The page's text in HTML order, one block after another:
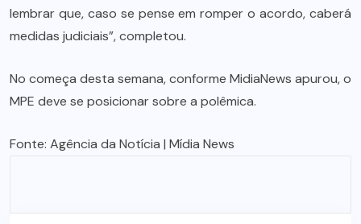
lembrar que, caso se pense em romper o acordo, caberá
medidas judiciais”, completou.
No começa desta semana, conforme MidiaNews apurou, o
MPE deve se posicionar sobre a polêmica.
Fonte: Agência da Notícia | Mídia News